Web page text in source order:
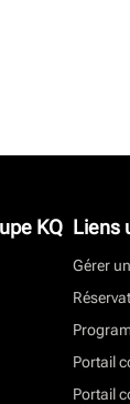
KQ Liens
Gérer
Portail
Portail